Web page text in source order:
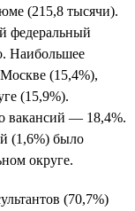
(215,8 тысячи).
федеральный
Наибольшее
(15,4%),
(15,9%).
вакансий — 18,4%.
(1,6%) было
округе.
(70,7%)